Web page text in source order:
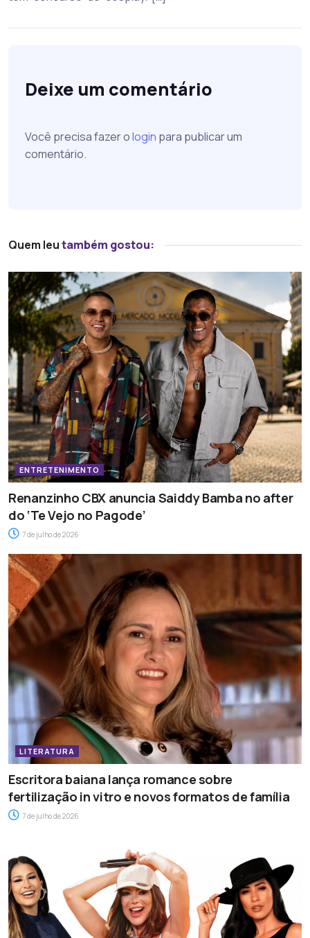
Deixe um comentário
Você precisa fazer ologin para publicar um
comentário.
Quem leutambém gostou:
ENTRETENIMENTO
Renanzinho CBX anuncia Saiddy Bamba no after
do ‘Te Vejo no Pagode’
7 de julho de 2026
LITERATURA
Escritora baiana lança romance sobre
fertilização in vitro e novos formatos de família
7 de julho de 2026